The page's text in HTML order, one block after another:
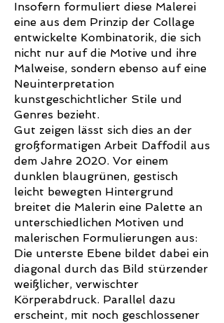
Insofern formuliert diese Malerei
eine aus dem Prinzip der Collage
entwickelte Kombinatorik, die sich
nicht nur auf die Motive und ihre
Malweise, sondern ebenso auf eine
Neuinterpretation
kunstgeschichtlicher Stile und
Genres bezieht.
Gut zeigen lässt sich dies an der
großformatigen Arbeit Daffodil aus
dem Jahre 2020. Vor einem
dunklen blaugrünen, gestisch
leicht bewegten Hintergrund
breitet die Malerin eine Palette an
unterschiedlichen Motiven und
malerischen Formulierungen aus:
Die unterste Ebene bildet dabei ein
diagonal durch das Bild stürzender
weißlicher, verwischter
Körperabdruck. Parallel dazu
erscheint, mit noch geschlossener